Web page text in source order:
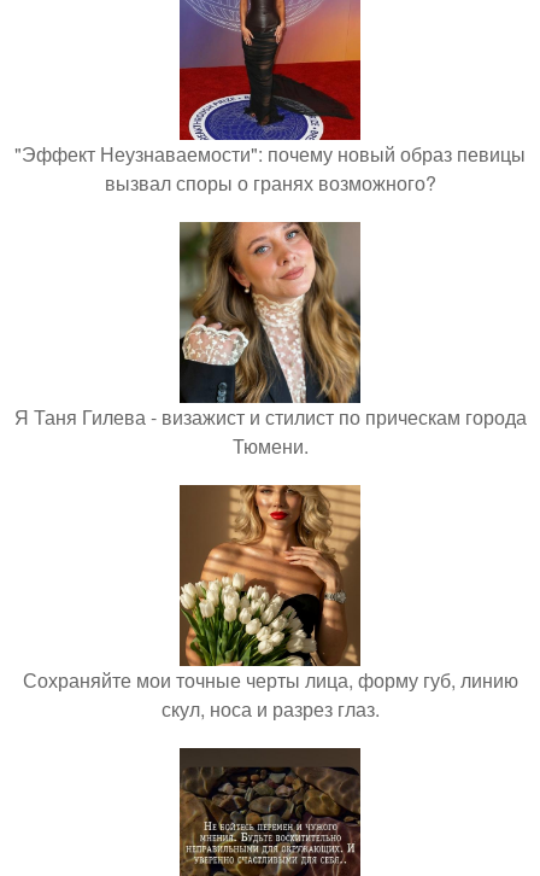
"Эффект Неузнаваемости": почему новый образ певицы
вызвал споры о гранях возможного?
Я Таня Гилева - визажист и стилист по прическам города
Тюмени.
Сохраняйте мои точные черты лица, форму губ, линию
скул, носа и разрез глаз.